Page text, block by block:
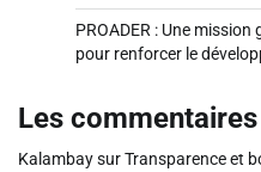
PROADER : Une
pour renforcer le
Les commentaires
KalambaysurTransparence et